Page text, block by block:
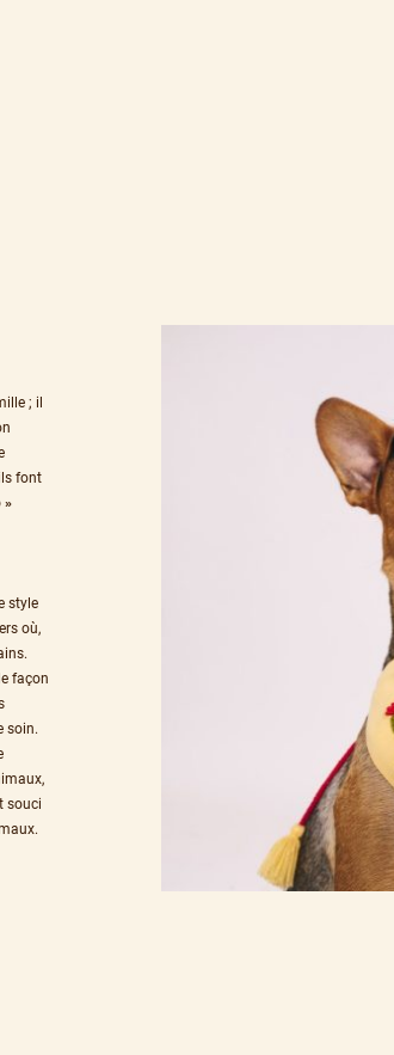
; il
font
»
style
où,
façon
soin.
souci